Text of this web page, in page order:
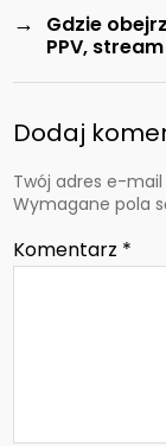
→
Gdzie
PPV,
Dodaj
Twój adres e-
Wymagane pola
Komentarz *